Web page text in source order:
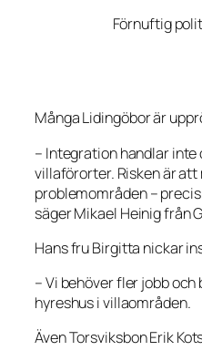
Förnuftig
Många Lidingöbor är
– Integration handlar inte
villaförorter. Risken är att
problemområden –
säger Mikael Heinig från
Hans fru Birgitta nickar
– Vi behöver fler jobb
hyreshus i villaområden.
Även Torsviksbon Erik